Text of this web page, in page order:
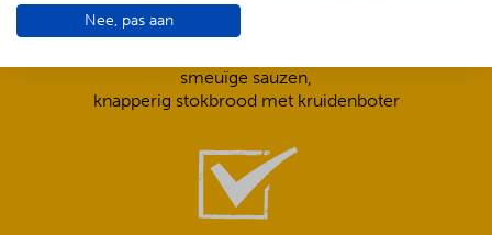
Compleet is ook écht compleet!
smeuïge sauzen,
knapperig stokbrood met kruidenboter
Nee, pas aan